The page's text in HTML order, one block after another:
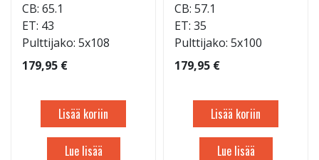
CB: 65.1
ET: 43
Pulttijako: 5x108
179,95 €
Lisää koriin
Lue lisää
CB: 57.1
ET: 35
Pulttijako: 5x100
179,95 €
Lisää koriin
Lue lisää